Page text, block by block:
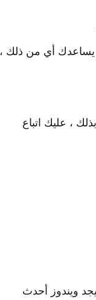
يساعدك أي من ذلك ،
، عليك اتباع
ويندوز أحدث